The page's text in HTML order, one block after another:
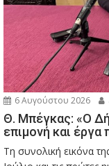
6 Αυγούστου 2026
Θ. Μπέγκας: «Ο
επιμονή και
Τη συνολική εικόνα